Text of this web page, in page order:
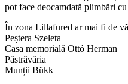
pot face deocamdată plimbări cu
În zona Lillafured ar mai fi de
Peștera Szeleta
Casa memorială Ottó Herman
Păstrăvăria
Munții Bükk